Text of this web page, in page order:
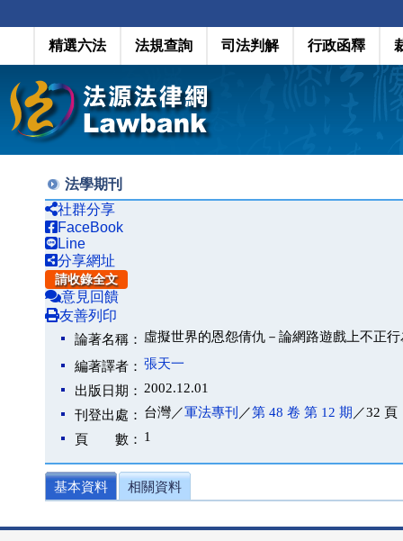
精選六法 法規查詢 司法判解 行政函釋
法學期刊
社群分享
FaceBook
Line
分享網址
請收錄全文
意見回饋
友善列印
論著名稱： 虛擬世界的恩怨倩仇－論網路遊戲上不正
編著譯者： 張天一
出版日期： 2002.12.01
刊登出處： 台灣／軍法專刊 ／第 48 卷 第 12 期 ／32 頁
頁 數： 1
基本資料 相關資料